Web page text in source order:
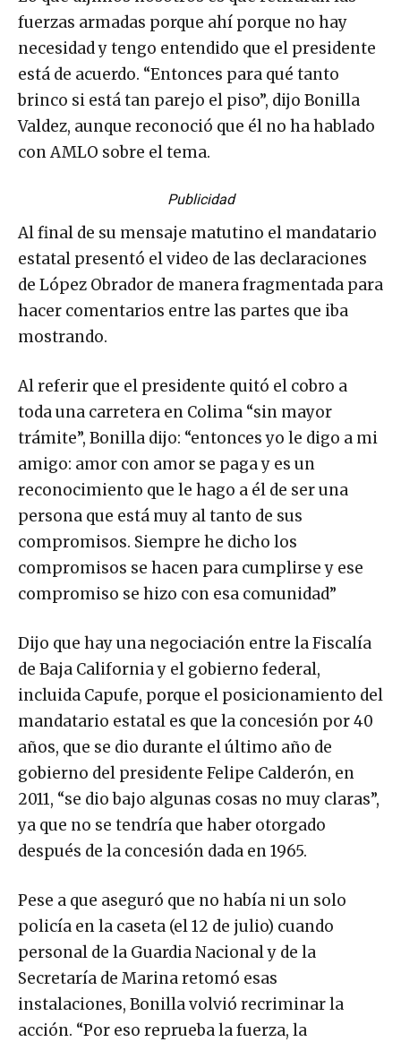
fuerzas armadas porque ahí porque no hay
necesidad y tengo entendido que el presidente
está de acuerdo. “Entonces para qué tanto
brinco si está tan parejo el piso”, dijo Bonilla
Valdez, aunque reconoció que él no ha hablado
con AMLO sobre el tema.
Publicidad
Al final de su mensaje matutino el mandatario
estatal presentó el video de las declaraciones
de López Obrador de manera fragmentada para
hacer comentarios entre las partes que iba
mostrando.
Al referir que el presidente quitó el cobro a
toda una carretera en Colima “sin mayor
trámite”, Bonilla dijo: “entonces yo le digo a mi
amigo: amor con amor se paga y es un
reconocimiento que le hago a él de ser una
persona que está muy al tanto de sus
compromisos. Siempre he dicho los
compromisos se hacen para cumplirse y ese
compromiso se hizo con esa comunidad”
Dijo que hay una negociación entre la Fiscalía
de Baja California y el gobierno federal,
incluida Capufe, porque el posicionamiento del
mandatario estatal es que la concesión por 40
años, que se dio durante el último año de
gobierno del presidente Felipe Calderón, en
2011, “se dio bajo algunas cosas no muy claras”,
ya que no se tendría que haber otorgado
después de la concesión dada en 1965.
Pese a que aseguró que no había ni un solo
policía en la caseta (el 12 de julio) cuando
personal de la Guardia Nacional y de la
Secretaría de Marina retomó esas
instalaciones, Bonilla volvió recriminar la
acción. “Por eso reprueba la fuerza, la